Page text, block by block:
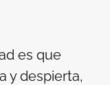
es que
y despierta,